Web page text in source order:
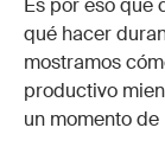
Es por eso que
qué hacer
mostramos
productivo
un momento